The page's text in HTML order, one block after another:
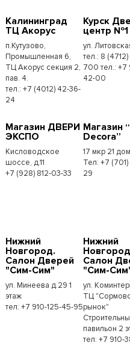
Калининград
ТЦ Акорус
п.Кутузово,
Промышленная 6,
ТЦ Акорус секция 2,
пав. 4.
тел.: +7 (4012) 42-36-
24
Курск
центр №1
ул.
тел.: 8
700 тел.: +7
42-00
Магазин ДВЕРИ
ЭКСПО
Кисловодское
шоссе, д.11
+7 (928) 812-03-33
Магазин
Decora”
17 мкр 21 дом
Тел: +7
29
Нижний
Новгород.
Салон Дверей
"Сим-Сим"
ул. Минеева д.29 1
этаж
тел: +7 910-125-45-95
Нижний
Салон
"Сим-
ул.
ТЦ
рынок"
павильон 2
тел: +7 910-